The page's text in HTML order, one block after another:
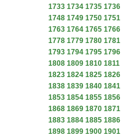
1733 1734 1735 1736
1748 1749 1750 1751
1763 1764 1765 1766
1778 1779 1780 1781
1793 1794 1795 1796
1808 1809 1810 1811
1823 1824 1825 1826
1838 1839 1840 1841
1853 1854 1855 1856
1868 1869 1870 1871
1883 1884 1885 1886
1898 1899 1900 1901